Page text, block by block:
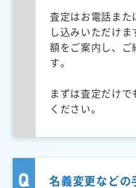
査定はお電話また
し込みいただけ
額をご案内し、ご
す。
まずは査定だけ
ください。
名義変更などの